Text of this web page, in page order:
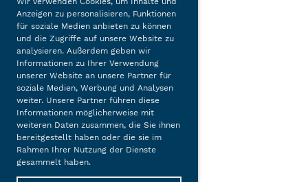
Anzeigen zu personalisieren, Funktionen
für soziale Medien anbieten zu können
und die Zugriffe auf unsere Website zu
analysieren. Außerdem geben wir
Informationen zu Ihrer Verwendung
unserer Website an unsere Partner für
soziale Medien, Werbung und Analysen
weiter. Unsere Partner führen diese
Informationen möglicherweise mit
weiteren Daten zusammen, die Sie ihnen
bereitgestellt haben oder die sie im
Rahmen Ihrer Nutzung der Dienste
gesammelt haben.